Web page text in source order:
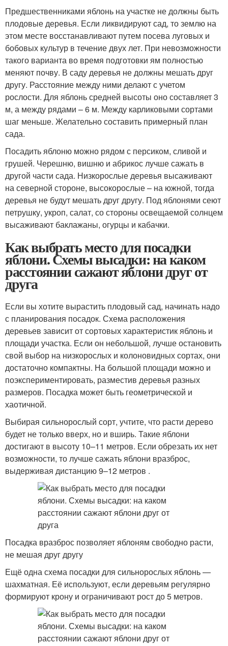
Предшественниками яблонь на участке не должны быть
плодовые деревья. Если ликвидируют сад, то землю на
этом месте восстанавливают путем посева луговых и
бобовых культур в течение двух лет. При невозможности
такого варианта во время подготовки ям полностью
меняют почву. В саду деревья не должны мешать друг
другу. Расстояние между ними делают с учетом
рослости. Для яблонь средней высоты оно составляет 3
м, а между рядами – 6 м. Между карликовыми сортами
шаг меньше. Желательно составить примерный план
сада.
Посадить яблоню можно рядом с персиком, сливой и
грушей. Черешню, вишню и абрикос лучше сажать в
другой части сада. Низкорослые деревья высаживают
на северной стороне, высокорослые – на южной, тогда
деревья не будут мешать друг другу. Под яблонями сеют
петрушку, укроп, салат, со стороны освещаемой солнцем
высаживают баклажаны, огурцы и кабачки.
Как выбрать место для посадки
яблони. Схемы высадки: на каком
расстоянии сажают яблони друг от
друга
Если вы хотите вырастить плодовый сад, начинать надо
с планирования посадок. Схема расположения
деревьев зависит от сортовых характеристик яблонь и
площади участка. Если он небольшой, лучше остановить
свой выбор на низкорослых и колоновидных сортах, они
достаточно компактны. На большой площади можно и
поэкспериментировать, разместив деревья разных
размеров. Посадка может быть геометрической и
хаотичной.
Выбирая сильнорослый сорт, учтите, что расти дерево
будет не только вверх, но и вширь. Такие яблони
достигают в высоту 10–11 метров. Если обрезать их нет
возможности, то лучше сажать яблони вразброс,
выдерживая дистанцию 9–12 метров .
Посадка вразброс позволяет яблоням свободно расти,
не мешая друг другу
Ещё одна схема посадки для сильнорослых яблонь —
шахматная. Её используют, если деревьям регулярно
формируют крону и ограничивают рост до 5 метров.